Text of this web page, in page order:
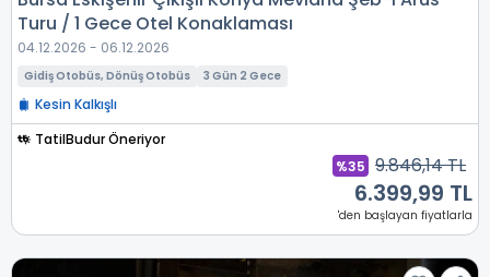
Turu / 1 Gece Otel Konaklaması
04.12.2026 - 06.12.2026
Gidiş Otobüs, Dönüş Otobüs 3 Gün 2 Gece
Kesin Kalkışlı
TatilBudur Öneriyor
%35 9.846,14 TL
6.399,99 TL
'den başlayan fiyatlarla